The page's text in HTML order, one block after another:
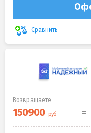
Сравнить
Возвращаете